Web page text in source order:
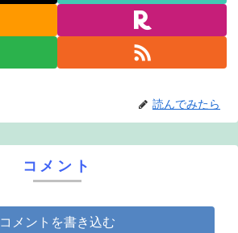
読んでみたら
コメント
コメントを書き込む